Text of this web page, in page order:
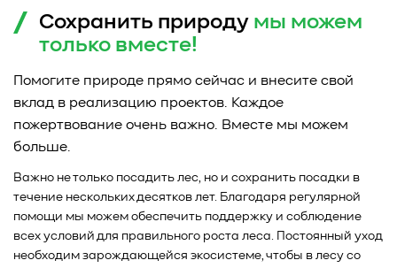
Сохранить природу мы можем
только вместе!
Помогите природе прямо сейчас и внесите свой
вклад в реализацию проектов. Каждое
пожертвование очень важно. Вместе мы можем
больше.
Важно не только посадить лес, но и сохранить посадки в
течение нескольких десятков лет. Благодаря регулярной
помощи мы можем обеспечить поддержку и соблюдение
всех условий для правильного роста леса. Постоянный уход
необходим зарождающейся экосистеме, чтобы в лесу со